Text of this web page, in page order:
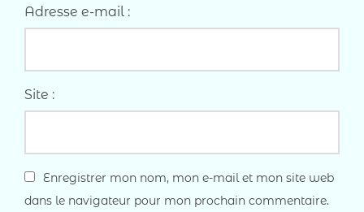
Adresse e-mail :
Site :
Enregistrer mon nom, mon e-mail et mon site web
dans le navigateur pour mon prochain commentaire.